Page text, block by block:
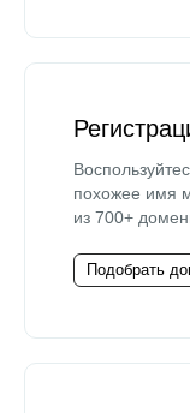
похожее имя
из 700+
Подобрать